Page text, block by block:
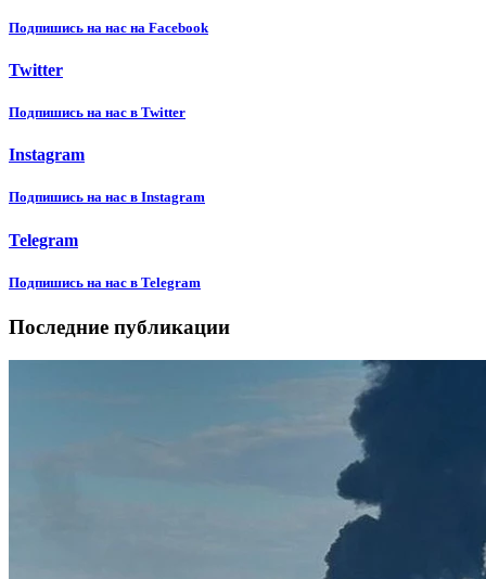
Подпишиcь на нас на Facebook
Twitter
Подпишиcь на нас в Twitter
Instagram
Подпишиcь на нас в Instagram
Telegram
Подпишиcь на нас в Telegram
Последние публикации